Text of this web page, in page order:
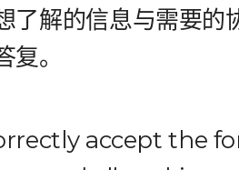
了解的信息与需要的
。
accept the